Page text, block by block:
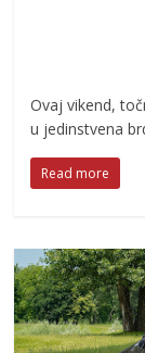
Ovaj vikend,
u jedinstvena
Read more